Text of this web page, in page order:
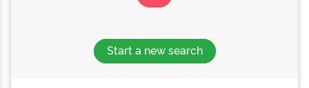
Start a new search